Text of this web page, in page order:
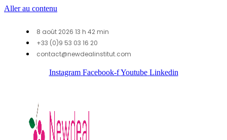
Aller au contenu
8 août 2026 13 h 42 min
+33 (0)9 53 03 16 20
contact@newdealinstitut.com
Instagram Facebook-f Youtube Linkedin